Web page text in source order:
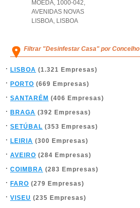
MOEDA, 1000-042,
AVENIDAS NOVAS
LISBOA, LISBOA
Filtrar "Desinfestar Casa" por Concelho
LISBOA (1.321 Empresas)
PORTO (669 Empresas)
SANTARÉM (406 Empresas)
BRAGA (392 Empresas)
SETÚBAL (353 Empresas)
LEIRIA (300 Empresas)
AVEIRO (284 Empresas)
COIMBRA (283 Empresas)
FARO (279 Empresas)
VISEU (235 Empresas)